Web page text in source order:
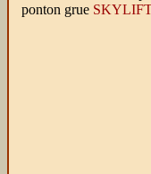
ponton grue